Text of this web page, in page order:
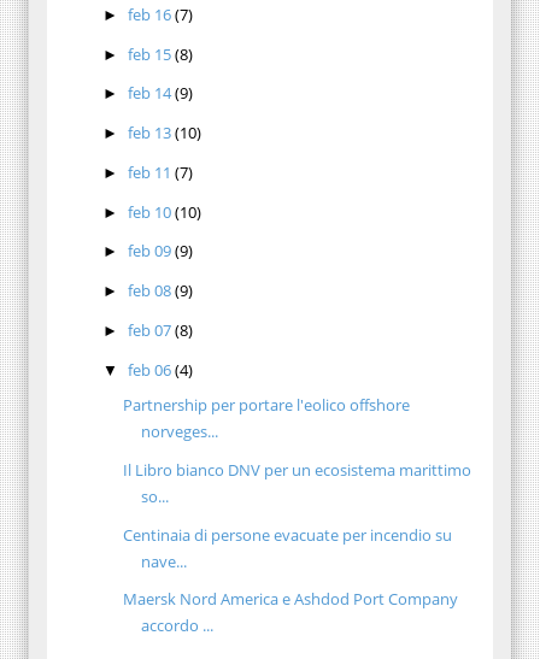
►feb 16(7)
►feb 15(8)
►feb 14(9)
►feb 13(10)
►feb 11(7)
►feb 10(10)
►feb 09(9)
►feb 08(9)
►feb 07(8)
▼feb 06(4)
Partnership per portare l'eolico offshore
norveges...
Il Libro bianco DNV per un ecosistema marittimo
so...
Centinaia di persone evacuate per incendio su
nave...
Maersk Nord America e Ashdod Port Company
accordo ...